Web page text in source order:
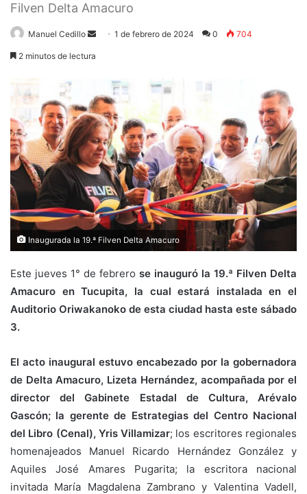
Filven Delta Amacuro
Manuel Cedillo
Send1 de febrero de 2024 0 704
2 minutos de lectura
Inaugurada la 19.ª Filven Delta Amacuro
Este jueves 1° de febrero se inauguró la 19.ª Filven Delta
Amacuro en Tucupita, la cual estará instalada en el
Auditorio Oriwakanoko de esta ciudad hasta este sábado
3.
El acto inaugural estuvo encabezado por la gobernadora
de Delta Amacuro, Lizeta Hernández, acompañada por el
director del Gabinete Estadal de Cultura, Arévalo
Gascón; la gerente de Estrategias del Centro Nacional
del Libro (Cenal), Yris Villamizar; los escritores regionales
homenajeados Manuel Ricardo Hernández González y
Aquiles José Amares Pugarita; la escritora nacional
invitada María Magdalena Zambrano y Valentina Vadell,